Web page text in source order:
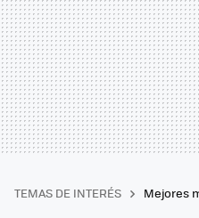
TEMAS DE INTERÉS Mejores